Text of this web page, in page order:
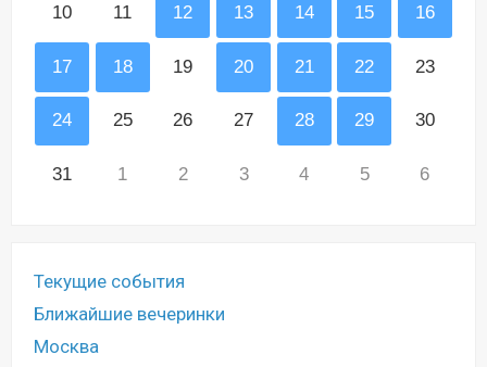
10 11 12 13 14 15 16
17 18 19 20 21 22 23
24 25 26 27 28 29 30
31 1 2 3 4 5 6
Текущие события
Ближайшие вечеринки
Москва